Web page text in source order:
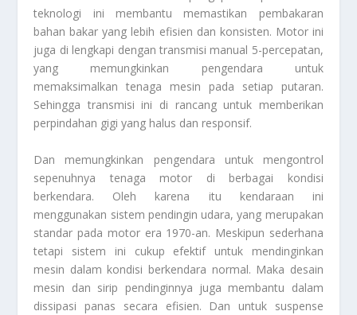
teknologi ini membantu memastikan pembakaran
bahan bakar yang lebih efisien dan konsisten. Motor ini
juga di lengkapi dengan transmisi manual 5-percepatan,
yang memungkinkan pengendara untuk
memaksimalkan tenaga mesin pada setiap putaran.
Sehingga transmisi ini di rancang untuk memberikan
perpindahan gigi yang halus dan responsif.
Dan memungkinkan pengendara untuk mengontrol
sepenuhnya tenaga motor di berbagai kondisi
berkendara. Oleh karena itu kendaraan ini
menggunakan sistem pendingin udara, yang merupakan
standar pada motor era 1970-an. Meskipun sederhana
tetapi sistem ini cukup efektif untuk mendinginkan
mesin dalam kondisi berkendara normal. Maka desain
mesin dan sirip pendinginnya juga membantu dalam
dissipasi panas secara efisien. Dan untuk suspense